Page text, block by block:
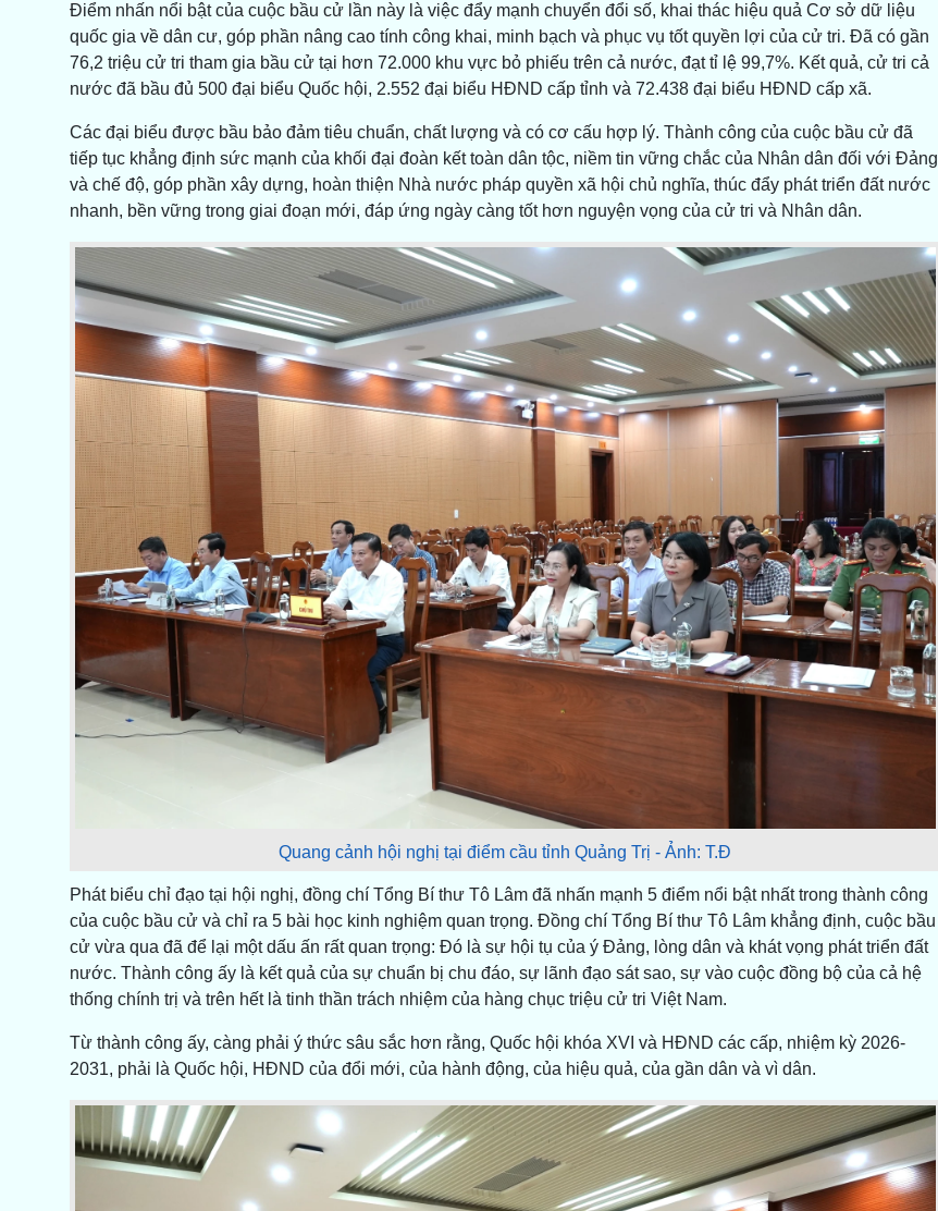
Điểm nhấn nổi bật của cuộc bầu cử lần này là việc đẩy mạnh chuyển đổi số, khai thác hiệu quả Cơ sở dữ liệu
quốc gia về dân cư, góp phần nâng cao tính công khai, minh bạch và phục vụ tốt quyền lợi của cử tri. Đã có gần
76,2 triệu cử tri tham gia bầu cử tại hơn 72.000 khu vực bỏ phiếu trên cả nước, đạt tỉ lệ 99,7%. Kết quả, cử tri cả
nước đã bầu đủ 500 đại biểu Quốc hội, 2.552 đại biểu HĐND cấp tỉnh và 72.438 đại biểu HĐND cấp xã.
Các đại biểu được bầu bảo đảm tiêu chuẩn, chất lượng và có cơ cấu hợp lý. Thành công của cuộc bầu cử đã
tiếp tục khẳng định sức mạnh của khối đại đoàn kết toàn dân tộc, niềm tin vững chắc của Nhân dân đối với Đảng
và chế độ, góp phần xây dựng, hoàn thiện Nhà nước pháp quyền xã hội chủ nghĩa, thúc đẩy phát triển đất nước
nhanh, bền vững trong giai đoạn mới, đáp ứng ngày càng tốt hơn nguyện vọng của cử tri và Nhân dân.
Quang cảnh hội nghị tại điểm cầu tỉnh Quảng Trị - Ảnh: T.Đ
Phát biểu chỉ đạo tại hội nghị, đồng chí Tổng Bí thư Tô Lâm đã nhấn mạnh 5 điểm nổi bật nhất trong thành công
của cuộc bầu cử và chỉ ra 5 bài học kinh nghiệm quan trọng. Đồng chí Tổng Bí thư Tô Lâm khẳng định, cuộc bầu
cử vừa qua đã để lại một dấu ấn rất quan trọng: Đó là sự hội tụ của ý Đảng, lòng dân và khát vọng phát triển đất
nước. Thành công ấy là kết quả của sự chuẩn bị chu đáo, sự lãnh đạo sát sao, sự vào cuộc đồng bộ của cả hệ
thống chính trị và trên hết là tinh thần trách nhiệm của hàng chục triệu cử tri Việt Nam.
Từ thành công ấy, càng phải ý thức sâu sắc hơn rằng, Quốc hội khóa XVI và HĐND các cấp, nhiệm kỳ 2026-
2031, phải là Quốc hội, HĐND của đổi mới, của hành động, của hiệu quả, của gần dân và vì dân.